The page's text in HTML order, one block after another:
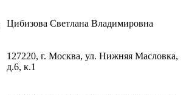
Цибизова Светлана Владимировна
127220, г. Москва, ул. Нижняя Масловка,
д.6, к.1